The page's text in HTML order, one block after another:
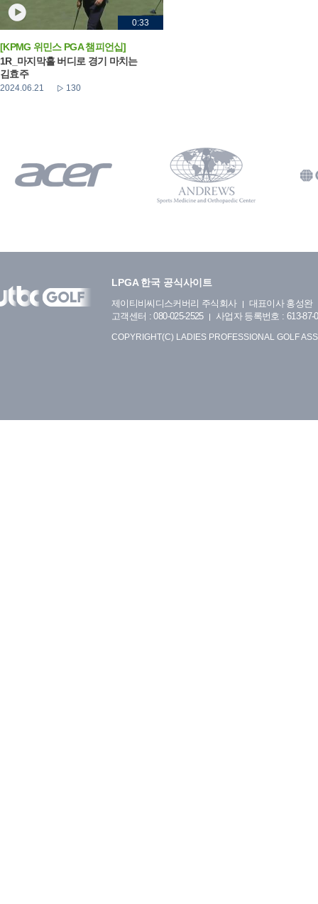
0:33
[KPMG 위민스 PGA 챔피언십]
1R_마지막홀 버디로 경기 마치는
김효주
2024.06.21 130
LPGA 한국 공식사이트
제이티비씨디스커버리 주식회사
대표이사 홍성완
고객센터 : 080-025-2525
사업자 등록번호 : 613-87-
COPYRIGHT(C) LADIES PROFESSIONAL GOLF